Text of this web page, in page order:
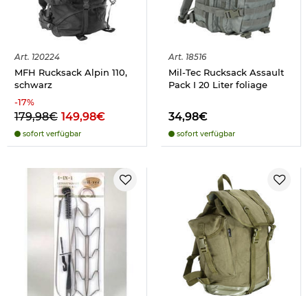
Art. 120224
MFH Rucksack Alpin 110,
schwarz
-17%
179,98€ 149,98€
sofort verfügbar
Art. 18516
Mil-Tec Rucksack Assault
Pack I 20 Liter foliage
34,98€
sofort verfügbar